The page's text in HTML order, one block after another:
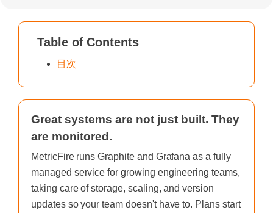
Table of Contents
目次
Great systems are not just built. They
are monitored.
MetricFire runs Graphite and Grafana as a fully
managed service for growing engineering teams,
taking care of storage, scaling, and version
updates so your team doesn't have to. Plans start